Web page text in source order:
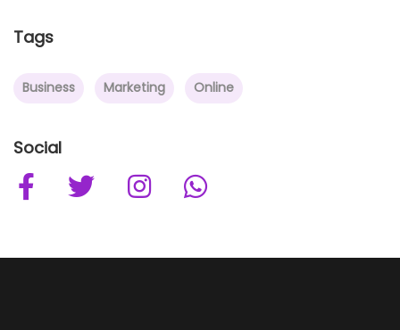
Tags
Business Marketing Online
Social